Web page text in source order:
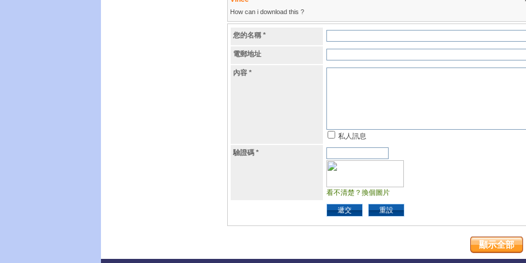
How can i download this ?
您的名稱 *
電郵地址
內容 *
私人訊息
驗證碼 *
看不清楚？換個圖片
遞交 重設
顯示全部